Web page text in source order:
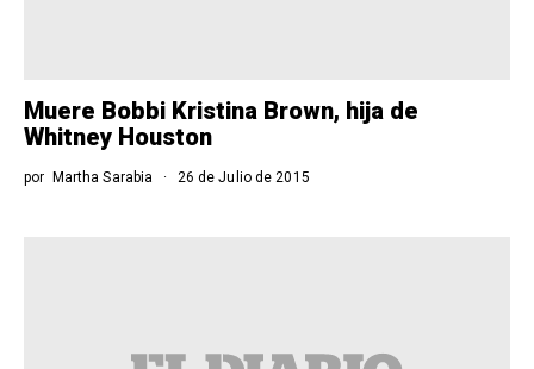
Muere Bobbi Kristina Brown, hija de
Whitney Houston
por Martha Sarabia 26 de Julio de 2015